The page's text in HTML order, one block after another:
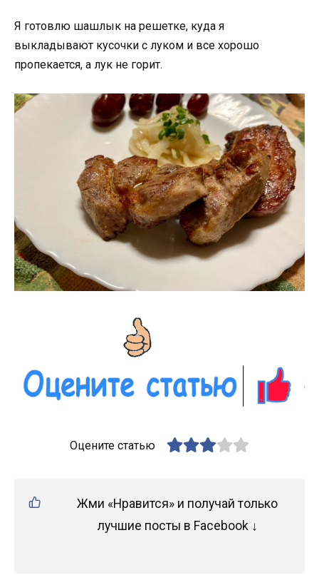
Я готовлю шашлык на решетке, куда я
выкладывают кусочки с луком и все хорошо
пропекается, а лук не горит.
Оцените статью
Жми «Нравится» и получай только
лучшие посты в Facebook ↓